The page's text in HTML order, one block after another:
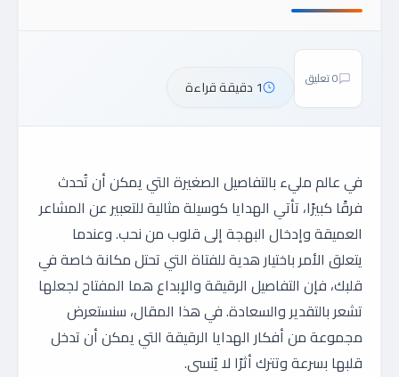
0 تعليق 1 دقيقة قراءة
في عالم مليء بالتفاصيل الصغيرة التي يمكن أن تُحدث
فرقًا كبيرًا، تأتي الهدايا كوسيلة مثالية للتعبير عن المشاعر
العميقة وإدخال البهجة إلى قلوب من نحب. وعندما
يتعلق الأمر باختيار هدية للفتاة التي تحتل مكانة خاصة في
قلبك، فإن التفاصيل الرقيقة والإبداع هما المفتاح لجعلها
تشعر بالتقدير والسعادة. في هذا المقال، سنستعرض
مجموعة من أفكار الهدايا الرقيقة التي يمكن أن تدخل
قلبها بسرعة وتترك أثرًا لا يُنسى.